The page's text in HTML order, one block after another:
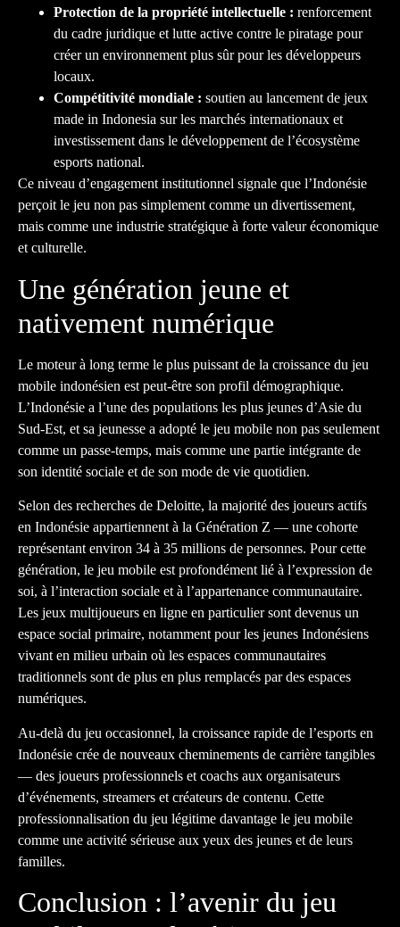
Protection de la propriété intellectuelle : renforcement
du cadre juridique et lutte active contre le piratage pour
créer un environnement plus sûr pour les développeurs
locaux.
Compétitivité mondiale : soutien au lancement de jeux
made in Indonesia sur les marchés internationaux et
investissement dans le développement de l’écosystème
esports national.
Ce niveau d’engagement institutionnel signale que l’Indonésie
perçoit le jeu non pas simplement comme un divertissement,
mais comme une industrie stratégique à forte valeur économique
et culturelle.
Une génération jeune et
nativement numérique
Le moteur à long terme le plus puissant de la croissance du jeu
mobile indonésien est peut-être son profil démographique.
L’Indonésie a l’une des populations les plus jeunes d’Asie du
Sud-Est, et sa jeunesse a adopté le jeu mobile non pas seulement
comme un passe-temps, mais comme une partie intégrante de
son identité sociale et de son mode de vie quotidien.
Selon des recherches de Deloitte, la majorité des joueurs actifs
en Indonésie appartiennent à la Génération Z — une cohorte
représentant environ 34 à 35 millions de personnes. Pour cette
génération, le jeu mobile est profondément lié à l’expression de
soi, à l’interaction sociale et à l’appartenance communautaire.
Les jeux multijoueurs en ligne en particulier sont devenus un
espace social primaire, notamment pour les jeunes Indonésiens
vivant en milieu urbain où les espaces communautaires
traditionnels sont de plus en plus remplacés par des espaces
numériques.
Au-delà du jeu occasionnel, la croissance rapide de l’esports en
Indonésie crée de nouveaux cheminements de carrière tangibles
— des joueurs professionnels et coachs aux organisateurs
d’événements, streamers et créateurs de contenu. Cette
professionnalisation du jeu légitime davantage le jeu mobile
comme une activité sérieuse aux yeux des jeunes et de leurs
familles.
Conclusion : l’avenir du jeu